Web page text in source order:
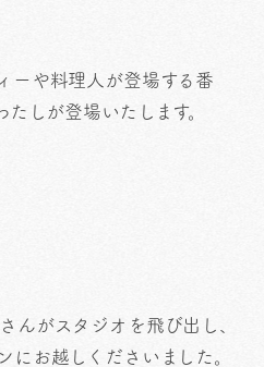
ーや料理人が登場する番
しが登場いたします。
んがスタジオを飛び出し、
にお越しくださいました。